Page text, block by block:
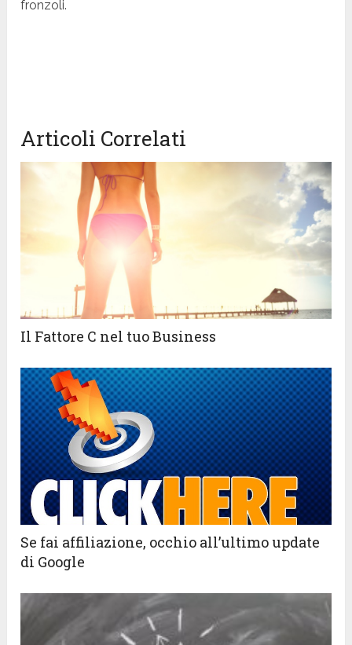
fronzoli.
Articoli Correlati
Il Fattore C nel tuo Business
Se fai affiliazione, occhio all’ultimo update
di Google